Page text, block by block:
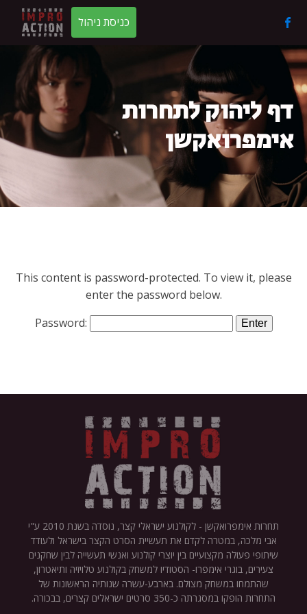
כניסת ניהול
דף ליהוק לתחרות
אימפרואקשן
This content is password-protected. To view it, please
enter the password below.
Password:
תחרות אימפרואקשן - לקולנוע ישראלי קצר, נוסדה בשנת 2010 ע"י
אבי מלכה, במטרה לקדם את תעשיית הסרט הקצר בישראל ולעודד
שיתופי פעולה מקצועיים בין יוצרי קולנוע ואנשי תעשייה לבין שחקנים
צעירים, בוגרי אימפרו- הסטודיו למשחק בקולנוע טלויזיה ותיאטרון,
שהתמחו במשחק מצולם. בארבע-עשרה שנותיה הראשונות של
התחרות הופקו במסגרתה כ-350 סרטים ישראלים קצרים, בבכורה.